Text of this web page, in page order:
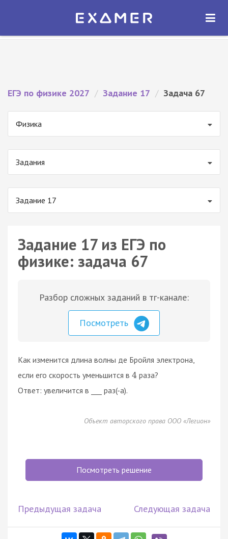
Экзамер — ЕГЭ 2027
ОТКРЫТЬ
ЕГЭ по физике 2027 / Задание 17 / Задача 67
Физика
Задания
Задание 17
Задание 17 из ЕГЭ по
физике: задача 67
Разбор сложных заданий в тг-канале:
Посмотреть
Как изменится длина волны де Бройля электрона,
если его скорость уменьшится в 4 раза?
Ответ: увеличится в ___ раз(-а).
Объект авторского права ООО «Легион»
Посмотреть решение
Предыдущая задача Следующая задача